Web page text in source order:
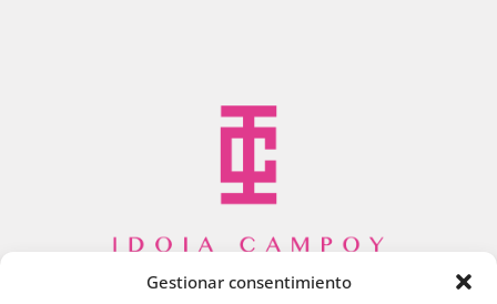
Gestionar consentimiento